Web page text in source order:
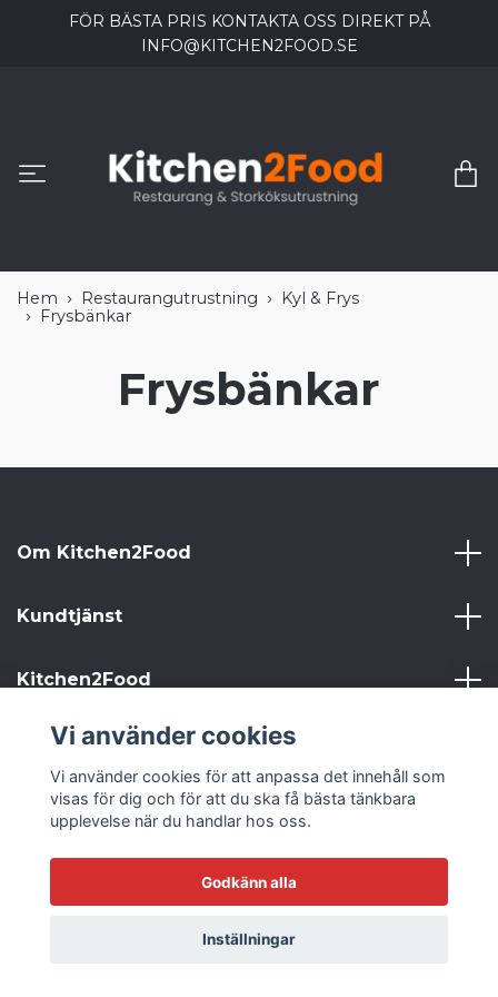
FÖR BÄSTA PRIS KONTAKTA OSS DIREKT PÅ
INFO@KITCHEN2FOOD.SE
Hem Restaurangutrustning
Kyl & Frys
Frysbänkar
Frysbänkar
Om Kitchen2Food
Kundtjänst
Kitchen2Food
Sociala medier
© 2026 Kitchen2Food
Vi använder cookies
Vi använder cookies för att anpassa det innehåll som
visas för dig och för att du ska få bästa tänkbara
upplevelse när du handlar hos oss.
Godkänn alla
Inställningar